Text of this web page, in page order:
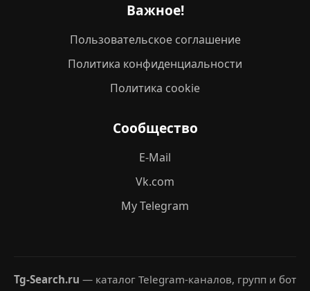
Важное!
Пользовательское соглашение
Политика конфиденциальности
Политика cookie
Сообщество
E-Mail
Vk.com
My Telegram
Tg-Search.ru — каталог Telegram-каналов, групп и бот